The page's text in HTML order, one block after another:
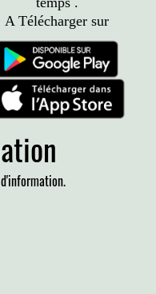
A Télécharger sur